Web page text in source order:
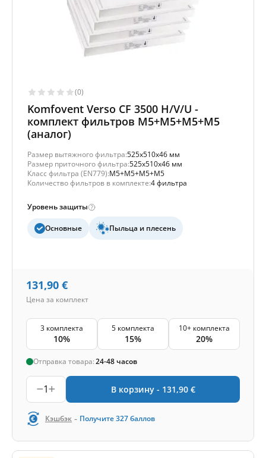
(0)
Komfovent Verso CF 3500 H/V/U -
комплект фильтров M5+M5+M5+M5
(аналог)
Размер вытяжного фильтра:525x510x46 мм
Размер приточного фильтра:525x510x46 мм
Класс фильтра (EN779):M5+M5+M5+M5
Количество фильтров в комплекте:4 фильтра
Уровень защиты
Основные Пыльца и плесень
131,90 €
Цена за комплект
3 комплекта
10%
5 комплекта
15%
10+ комплекта
20%
Отправка товара:24-48 часов
1 В корзину - 131,90 €
Кэшбэк - Получите327баллов